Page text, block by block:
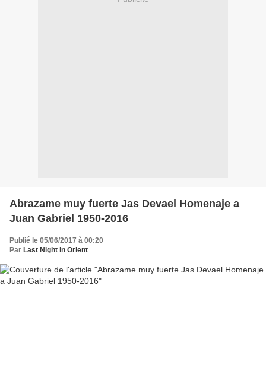
Abrazame muy fuerte Jas Devael Homenaje a
Juan Gabriel 1950-2016
Publié le 05/06/2017 à 00:20
Par Last Night in Orient